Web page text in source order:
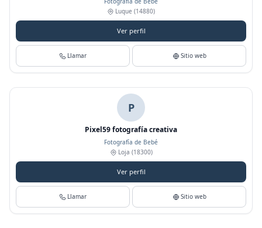
Luque (14880)
Ver perfil
Llamar Sitio web
P
Pixel59 fotografía creativa
Fotografía de Bebé
Loja (18300)
Ver perfil
Llamar Sitio web